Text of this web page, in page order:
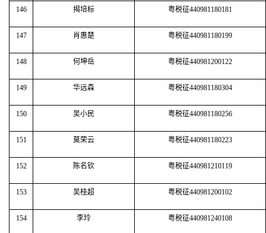
146 揭培标 粤税征440981180181
147 肖惠楚 粤税征440981180199
148 何坤岳 粤税征440981200122
149 华远森 粤税征440981180304
150 吴小民 粤税征440981180256
151 莫荣云 粤税征440981180223
152 陈名钦 粤税征440981210119
153 吴桂超 粤税征440981200102
154 李玲 粤税征440981240108